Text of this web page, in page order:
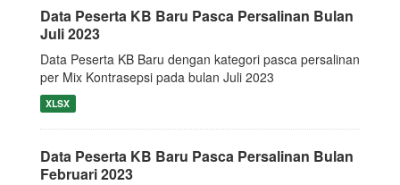
Data Peserta KB Baru Pasca Persalinan Bulan
Juli 2023
Data Peserta KB Baru dengan kategori pasca persalinan
per Mix Kontrasepsi pada bulan Juli 2023
XLSX
Data Peserta KB Baru Pasca Persalinan Bulan
Februari 2023